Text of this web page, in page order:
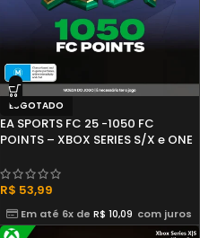
ESGOTADO
EA SPORTS FC 25 -1050 FC
POINTS – XBOX SERIES S/X e ONE
R$ 53,99
Em até 6x deR$ 10,09 com juros